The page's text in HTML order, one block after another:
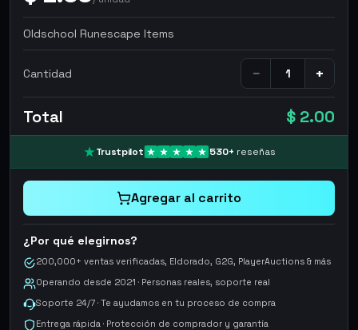
Oldschool Runescape Items
Cantidad − +
Total $ 2.00
Trustpilot 530+ reseñas
Agregar al carrito
¿Por qué elegirnos?
200,000+ ventas verificadas, Eldorado, G2G, PlayerAuctions & más
Operando desde 2021 · Personas reales, soporte real
Soporte 24/7 · Te ayudamos en tu proceso de compra
Entrega rápida · Protección de comprador y garantía